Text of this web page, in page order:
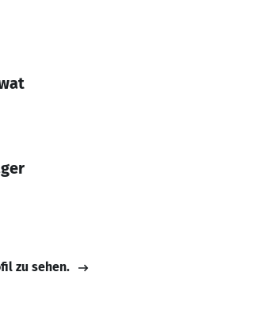
zu sehen.